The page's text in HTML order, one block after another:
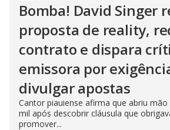
Bomba! David Singer
proposta de reality,
contrato e dispara
emissora por
divulgar apostas
Cantor piauiense afirma que abriu mão
mil após descobrir cláusula que
promover...